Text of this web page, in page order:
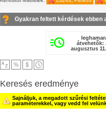
Gyakran feltett kérdések ebben
átvehetők:
augusztus
Keresés eredménye
Sajnáljuk, a megadott szűrési
paraméterekkel, vagy vedd fel